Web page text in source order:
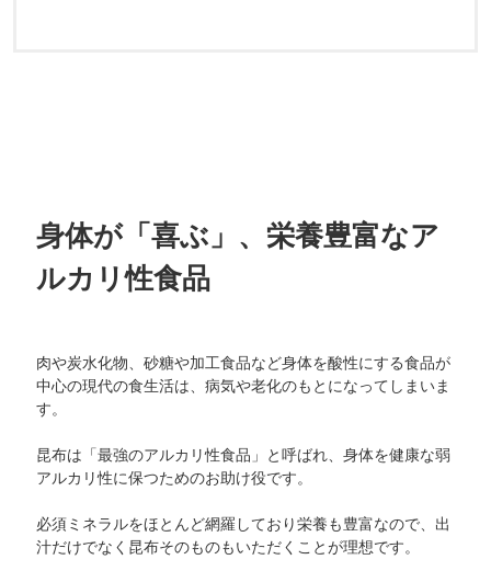
身体が「喜ぶ」、栄養豊富なア
ルカリ性食品
肉や炭水化物、砂糖や加工食品など身体を酸性にする食品が
中心の現代の食生活は、病気や老化のもとになってしまいま
す。
昆布は「最強のアルカリ性食品」と呼ばれ、身体を健康な弱
アルカリ性に保つためのお助け役です。
必須ミネラルをほとんど網羅しており栄養も豊富なので、出
汁だけでなく昆布そのものもいただくことが理想です。